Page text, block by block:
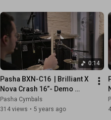
0:14
Pasha BXN-C16  | Brilliant X
Nova Crash 16”- Demo
Video Sample | Pasha
Cymbals
Pasha Cymbals
314 views • 5 years ago